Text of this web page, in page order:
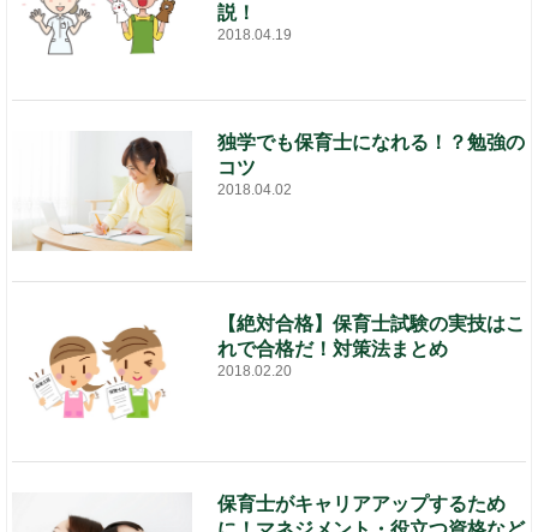
説！
2018.04.19
独学でも保育士になれる！？勉強の
コツ
2018.04.02
【絶対合格】保育士試験の実技はこ
れで合格だ！対策法まとめ
2018.02.20
保育士がキャリアアップするため